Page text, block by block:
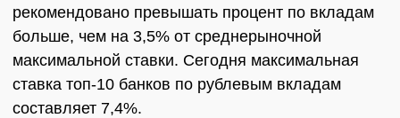
рекомендовано превышать процент по вкладам
больше, чем на 3,5% от среднерыночной
максимальной ставки. Сегодня максимальная
ставка топ-10 банков по рублевым вкладам
составляет 7,4%.